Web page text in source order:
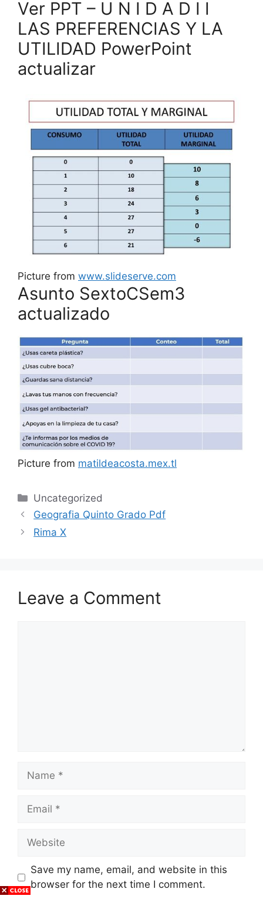
Ver PPT – U N I D A D I I
LAS PREFERENCIAS Y LA
UTILIDAD PowerPoint
actualizar
Picture from www.slideserve.com
Asunto SextoCSem3
actualizado
Picture from matildeacosta.mex.tl
Categories
Uncategorized
Geografia Quinto Grado Pdf
Rima X
Leave a Comment
Name
Email
Website
Save my name, email, and website in this
browser for the next time I comment.